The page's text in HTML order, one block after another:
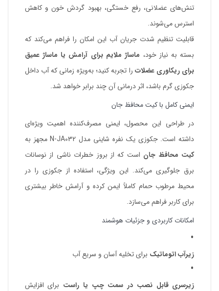
تنش‌های عضلانی، رفع خستگی، بهبود گردش خون و کاهش
استرس می‌شوند.
قابلیت تنظیم شدت جریان آب این امکان را فراهم می‌کند که
بسته به نیاز خود، ماساژ ملایم برای آرامش یا ماساژ عمیق
برای ریکاوری عضلات را تجربه کنید؛ به‌ویژه زمانی که آب داخل
جکوزی گرم باشد، اثر درمانی آن چند برابر خواهد شد.
ایمنی کامل با کیت محافظ جان
در طراحی این محصول، ایمنی مصرف‌کننده اهمیت ویژه‌ای
داشته است. جکوزی یک نفره شاینی مدل N-JA032 مجهز به
کیت محافظ جان است که از بروز خطرات ناشی از نوسانات
برق جلوگیری می‌کند. این ویژگی، استفاده از جکوزی را در
محیط مرطوب حمام کاملاً ایمن کرده و آرامش خاطر بیشتری
برای کاربر فراهم می‌سازد.
امکانات کاربردی و جزئیات هوشمند
زیرآب اتوماتیک برای تخلیه آسان و سریع آب
زیرسری قابل نصب در سمت چپ یا راست برای افزایش